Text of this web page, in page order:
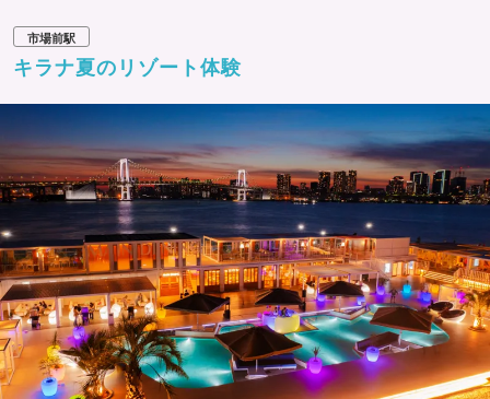
市場前駅
キラナ夏のリゾート体験